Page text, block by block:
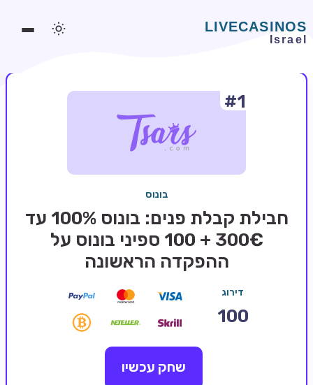
משחקים אונליין
בלאקג'ק אונליין
בונוסים בקזינו אונליין
#1
בונוס
חבילת קבלת פנים: בונוס 100% עד
300€ + 100 ספיני בונוס על
ההפקדה הראשונה
דירוג
100
שחק עכשיו